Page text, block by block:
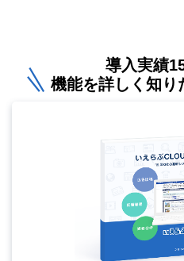
導入実績
機能を詳しく知り